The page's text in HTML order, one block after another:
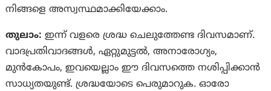
നിങ്ങളെ അസ്വസ്ഥമാക്കിയേക്കാം.
തുലാം: ഇന്ന് വളരെ ശ്രദ്ധ ചെലുത്തേണ്ട ദിവസമാണ്.
വാദപ്രതിവാദങ്ങള്‍, ഏറ്റുമുട്ടല്‍, അനാരോഗ്യം,
മുന്‍കോപം, ഇവയെല്ലാം ഈ ദിവസത്തെ നശിപ്പിക്കാന്‍
സാധ്യതയുണ്ട്. ശ്രദ്ധയോടെ പെരുമാറുക. ഓരോ